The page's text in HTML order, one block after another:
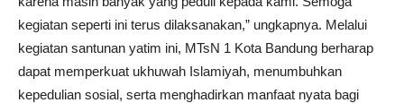
kegiatan seperti ini terus dilaksanakan,” ungkapnya. Melalui
kegiatan santunan yatim ini, MTsN 1 Kota Bandung berharap
dapat memperkuat ukhuwah Islamiyah, menumbuhkan
kepedulian sosial, serta menghadirkan manfaat nyata bagi